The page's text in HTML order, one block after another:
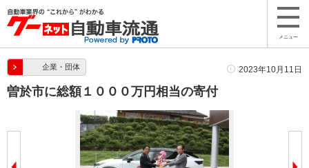
メニュー
企業・団体 2023年10月11日
曽於市に総額１０００万円相当の寄付